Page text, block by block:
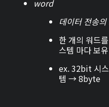
word
데이터 전송
한 개의 워드
스템 마다 보
ex. 32bit 시
템 → 8byte